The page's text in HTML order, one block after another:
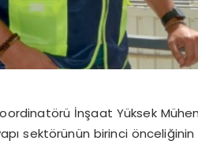
İnşaat Yüksek
sektörünün birinci